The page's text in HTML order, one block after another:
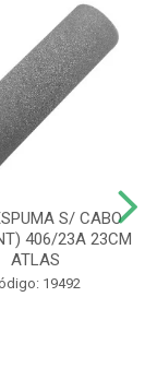
S/ CABO
406/23A 23CM
ATLAS
19492